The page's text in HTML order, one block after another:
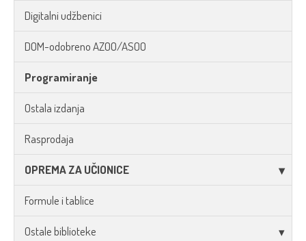
Digitalni udžbenici
DOM-odobreno AZOO/ASOO
Programiranje
Ostala izdanja
Rasprodaja
OPREMA ZA UČIONICE
Formule i tablice
Ostale biblioteke